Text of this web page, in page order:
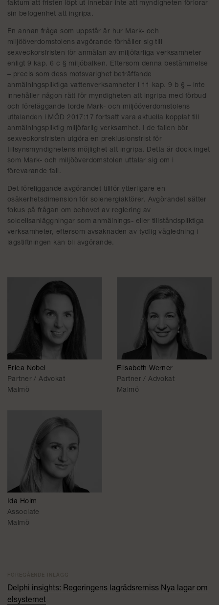
faktum att fristen löpt ut innebär inte att myndigheten förlorar
sin befogenhet att ingripa.
En annan fråga som uppstår är hur Mark- och
miljööverdomstolens avgörande förhåller sig till
sexveckorsfristen för anmälan av miljöfarliga verksamheter
enligt 9 kap. 6 c § miljöbalken. Eftersom denna bestämmelse
– precis som dess motsvarighet beträffande
anmälningspliktiga vattenverksamheter i 11 kap. 9 b § – inte
innehåller någon rätt för myndigheten att ingripa med förbud
och föreläggande torde Mark- och miljööverdomstolens
uttalanden i MÖD 2017:17 fortsatt vara aktuella kopplat till
anmälningspliktig miljöfarlig verksamhet. I de fallen bör
sexveckorsfristen utgöra en preklusionsfrist för
tillsynsmyndighetens möjlighet att ingripa. Detta är dock inget
som Mark- och miljööverdomstolen uttalar sig om i
förevarande fall.
Det föreliggande avgörandet tillför ytterligare en
osäkerhetsdimension för solenergiaktörer. Avgörandet sätter
fokus på frågan om behovet av reglering av
solcellsanläggningar som anmälnings- eller tillståndspliktiga
verksamheter, eftersom avsaknaden av tydlig vägledning i
lagstiftningen kan bli avgörande.
Erica Nobel
Partner / Advokat
Malmö
Elisabeth Werner
Partner / Advokat
Malmö
Ida Holm
Associate
Malmö
Delphi insights: Regeringens lagrådsremiss Nya lagar om
elsystemet